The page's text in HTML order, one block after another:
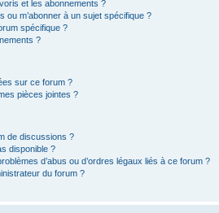
et les abonnements ?
ou m’abonner à un sujet spécifique ?
spécifique ?
?
sur ce forum ?
pièces jointes ?
de discussions ?
disponible ?
d’abus ou d’ordres légaux liés à ce forum ?
du forum ?